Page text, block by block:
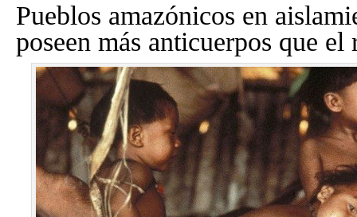
Pueblos amazónicos en
poseen más anticuerpos que el